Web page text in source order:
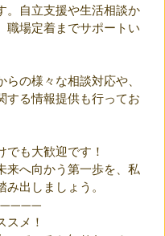
。自立支援や生活相談か
職場定着までサポートい
らの様々な相談対応や、
する情報提供も行ってお
でも大歓迎です！
来へ向かう第一歩を、私
み出しましょう。
スメ！